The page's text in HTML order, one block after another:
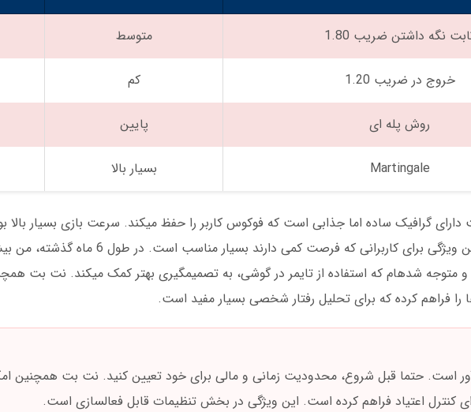
نگه داشتن ضریب 1.80 متوسط
خروج در ضریب 1.20 کم
روش پله ای پایین
Martingale بسیار بالا
و متوجه شدهام که استفاده از تایمر در گوشی، به تصمیمگیری بهتر کمک میکند. نت بت
را فراهم کرده که برای تحلیل رفتار شخصی بسیار مفید است.
است. حتما قبل شروع، محدودیت زمانی و مالی برای خود تعیین کنید. نت بت همچنین
کنترل اعتیاد فراهم کرده است. این ویژگی در بخش تنظیمات قابل فعالسازی است.